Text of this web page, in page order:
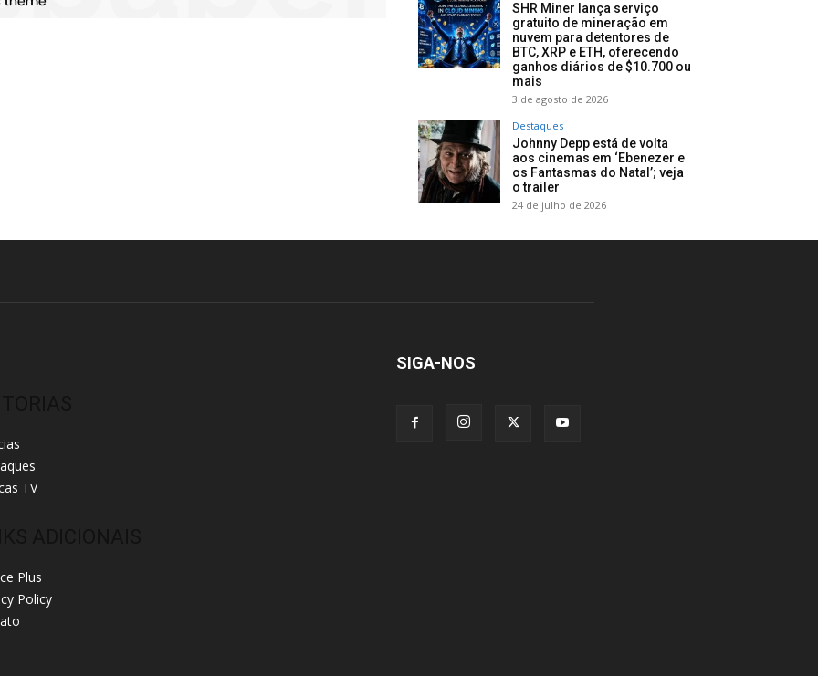
SHR Miner lança serviço
gratuito de mineração em
nuvem para detentores de
BTC, XRP e ETH, oferecendo
ganhos diários de $10.700 ou
mais
3 de agosto de 2026
Destaques
Johnny Depp está de volta
aos cinemas em ‘Ebenezer e
os Fantasmas do Natal’; veja
o trailer
24 de julho de 2026
TV
Plus
Policy
SIGA-NOS